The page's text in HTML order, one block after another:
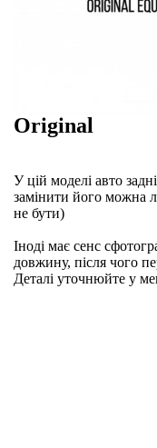
Original
У цій моделі авто
замінити його можна
не бути)
Іноді має сенс
довжину, після чого
Деталі уточнюйте у